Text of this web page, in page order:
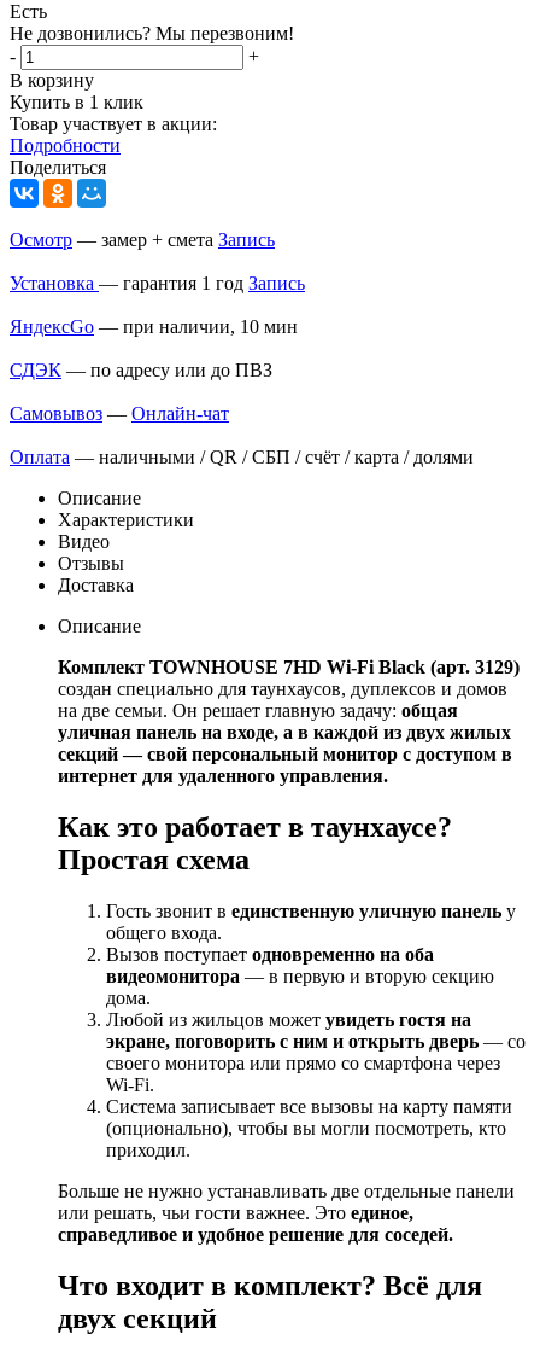
Есть
Не дозвонились? Мы перезвоним!
-
+
В корзину
Купить в 1 клик
Товар участвует в акции:
Подробности
Поделиться
Осмотр — замер + смета Запись
Установка — гарантия 1 год Запись
ЯндексGo — при наличии, 10 мин
СДЭК — по адресу или до ПВЗ
Самовывоз — Онлайн-чат
Оплата — наличными / QR / СБП / счёт / карта / долями
Описание
Характеристики
Видео
Отзывы
Доставка
Описание
Комплект TOWNHOUSE 7HD Wi-Fi Black (арт. 3129)
создан специально для таунхаусов, дуплексов и домов
на две семьи. Он решает главную задачу: общая
уличная панель на входе, а в каждой из двух жилых
секций — свой персональный монитор с доступом в
интернет для удаленного управления.
Как это работает в таунхаусе?
Простая схема
Гость звонит в единственную уличную панель у
общего входа.
Вызов поступает одновременно на оба
видеомонитора — в первую и вторую секцию
дома.
Любой из жильцов может увидеть гостя на
экране, поговорить с ним и открыть дверь — со
своего монитора или прямо со смартфона через
Wi-Fi.
Система записывает все вызовы на карту памяти
(опционально), чтобы вы могли посмотреть, кто
приходил.
Больше не нужно устанавливать две отдельные панели
или решать, чьи гости важнее. Это единое,
справедливое и удобное решение для соседей.
Что входит в комплект? Всё для
двух секций